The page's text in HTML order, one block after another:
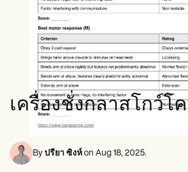
นักจิตวิทยา
นักนวดบำบัด
นักอาชีวบำบัด
Resources
คู่มือทรัพยากร
เปรียบเทียบ
คู่มือแอป
Procedure Codes
เทมเพลตซูเปอร์บิลล์
แม่แบบหมายเหตุ SOAP
เครื่องชั่งกลาสโกว์โ
By ปรียา ซิงห์ on Aug 18, 2025.